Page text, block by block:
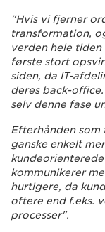
"Hvis vi fjerner
transformation,
verden hele
første stort
siden, da IT-
deres back-
selv denne fase
Efterhånden
ganske enkelt
kommunikerer
hurtigere, da
oftere end f.eks.
processer".